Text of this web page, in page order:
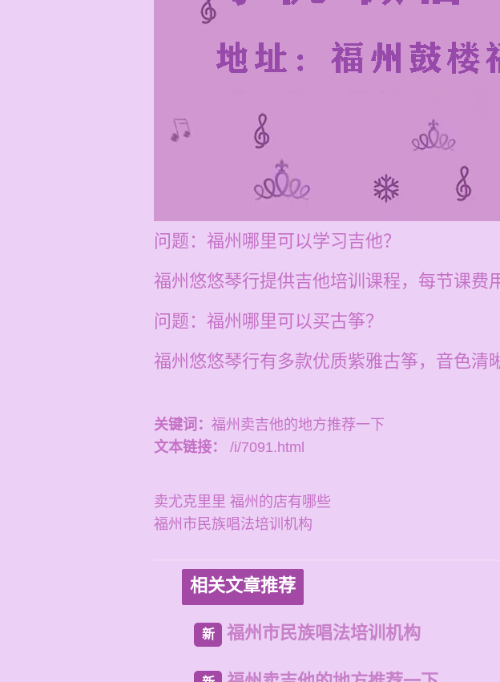
问题：福州哪里可以学习吉他？
福州悠悠琴行提供吉他培训课程，每节课费
问题：福州哪里可以买古筝？
福州悠悠琴行有多款优质紫雅古筝，音色清
关键词： 福州卖吉他的地方推荐一下
文本链接：
/i/7091.html
卖尤克里里 福州的店有哪些
福州市民族唱法培训机构
相关文章推荐
新 福州市民族唱法培训机构